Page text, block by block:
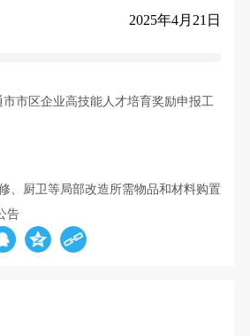
2025年4月21日
市市区企业高技能人才培育奖励申报工
、厨卫等局部改造所需物品和材料购置
告